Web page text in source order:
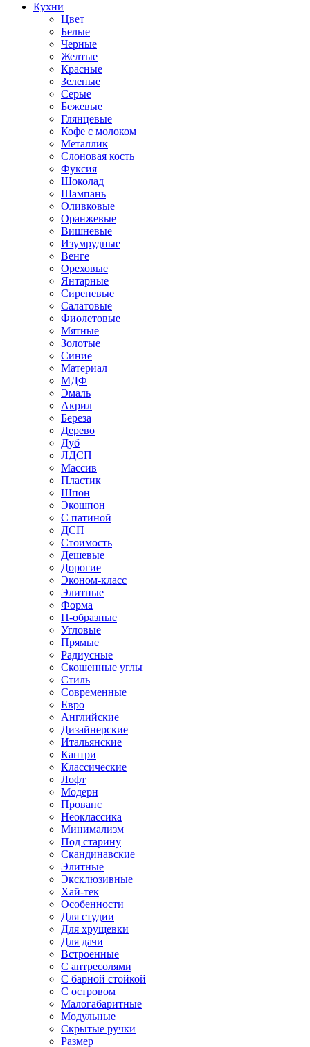
Кухни
Цвет
Белые
Черные
Желтые
Красные
Зеленые
Серые
Бежевые
Глянцевые
Кофе с молоком
Металлик
Слоновая кость
Фуксия
Шоколад
Шампань
Оливковые
Оранжевые
Вишневые
Изумрудные
Венге
Ореховые
Янтарные
Сиреневые
Салатовые
Фиолетовые
Мятные
Золотые
Синие
Материал
МДФ
Эмаль
Акрил
Береза
Дерево
Дуб
ЛДСП
Массив
Пластик
Шпон
Экошпон
С патиной
ДСП
Стоимость
Дешевые
Дорогие
Эконом-класс
Элитные
Форма
П-образные
Угловые
Прямые
Радиусные
Скошенные углы
Стиль
Современные
Евро
Английские
Дизайнерские
Итальянские
Кантри
Классические
Лофт
Модерн
Прованс
Неоклассика
Минимализм
Под старину
Скандинавские
Элитные
Эксклюзивные
Хай-тек
Особенности
Для студии
Для хрущевки
Для дачи
Встроенные
С антресолями
С барной стойкой
С островом
Малогабаритные
Модульные
Скрытые ручки
Размер